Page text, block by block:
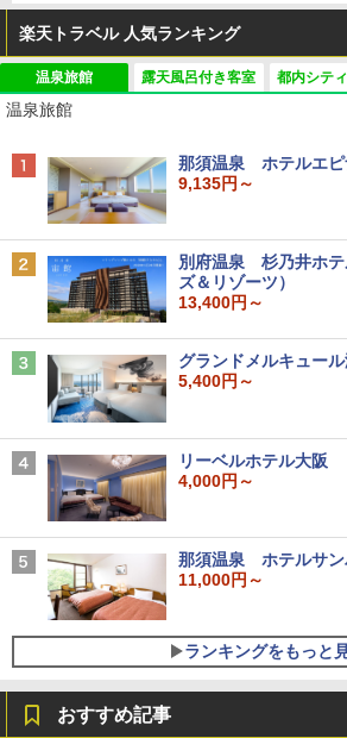
楽天トラベル 人気ランキング
温泉旅館
温泉旅館
那須温泉 ホテルエピ
9,135円～
別府温泉 杉乃井ホテ
ズ＆リゾーツ）
13,400円～
グランドメルキュー
5,400円～
リーベルホテル大阪
4,000円～
那須温泉 ホテルサン
11,000円～
ランキングをもっと
露天風呂付き客室 都内シテ
おすすめ記事